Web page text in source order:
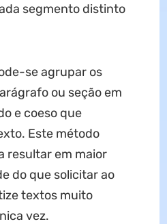
segmento distinto
se agrupar os
ou seção em
e coeso que
Este método
resultar em maior
do que solicitar ao
textos muito
vez.